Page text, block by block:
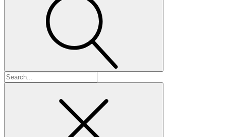
검
색: